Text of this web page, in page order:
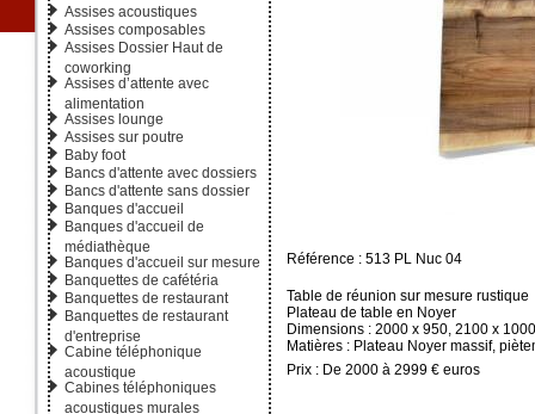
Assises acoustiques
Assises composables
Assises Dossier Haut de
coworking
Assises d’attente avec
alimentation
Assises lounge
Assises sur poutre
Baby foot
Bancs d'attente avec dossiers
Bancs d'attente sans dossier
Banques d'accueil
Banques d'accueil de
médiathèque
Banques d'accueil sur mesure
Banquettes de cafétéria
Banquettes de restaurant
Banquettes de restaurant
d'entreprise
Cabine téléphonique
acoustique
Cabines téléphoniques
acoustiques murales
Référence : 513 PL Nuc 04
Table de réunion sur mesure rustique
Plateau de table en Noyer
Dimensions : 2000 x 950, 2100 x
Matières : Plateau Noyer massif,
Prix : De 2000 à 2999 € euros